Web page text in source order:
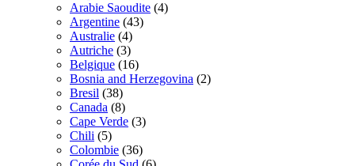
Arabie Saoudite (4)
Argentine (43)
Australie (4)
Autriche (3)
Belgique (16)
Bosnia and Herzegovina (2)
Bresil (38)
Canada (8)
Cape Verde (3)
Chili (5)
Colombie (36)